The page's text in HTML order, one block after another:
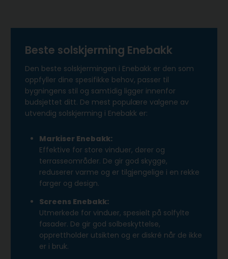
Beste solskjerming Enebakk
Den beste solskjermingen i Enebakk er den som
oppfyller dine spesifikke behov, passer til
bygningens stil og samtidig ligger innenfor
budsjettet ditt. De mest populære valgene av
utvendig solskjerming i Enebakk er:
Markiser Enebakk:
Effektive for store vinduer, dører og
terrasseområder. De gir god skygge,
reduserer varme og er tilgjengelige i en rekke
farger og design.
Screens Enebakk:
Utmerkede for vinduer, spesielt på solfylte
fasader. De gir god solbeskyttelse,
opprettholder utsikten og er diskré når de ikke
er i bruk.